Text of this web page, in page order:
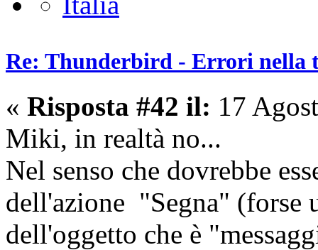
Re: Thunderbird - Errori nella
« Risposta #42 il: 17
Miki, in realtà no...
Nel senso che dovrebbe
dell'azione "Segna" (forse
dell'oggetto che è